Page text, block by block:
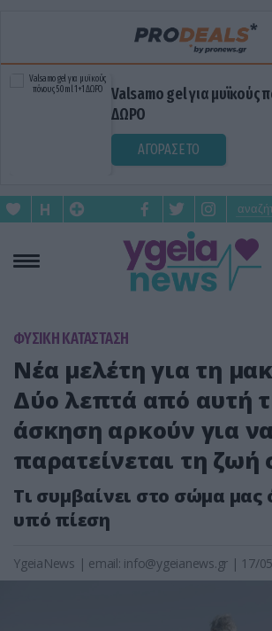
Valsamo gel για μυϊκούς
ΔΩΡΟ
ΑΓΟΡΑΣΕ ΤΟ
ΦΥΣΙΚΗ ΚΑΤΑΣΤΑΣΗ
Νέα μελέτη για τη
Δύο λεπτά από αυτή
άσκηση αρκούν για να
παρατείνεται τη ζωή
Τι συμβαίνει στο σώμα μας
υπό πίεση
YgeiaNews | email: info@ygeianews.gr | 17/